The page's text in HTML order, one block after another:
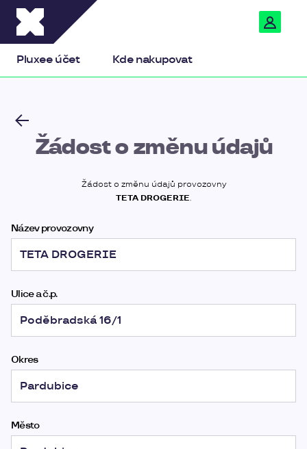
Pluxee účet Kde nakupovat
Žádost o změnu údajů
Žádost o změnu údajů provozovny
TETA DROGERIE.
Název provozovny
Ulice a č.p.
Okres
Město